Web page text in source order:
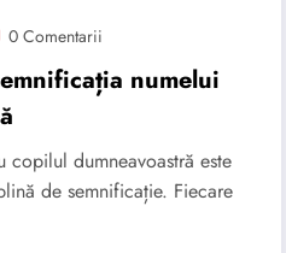
0 Comentarii
numelui
copilul dumneavoastră este
de semnificație. Fiecare